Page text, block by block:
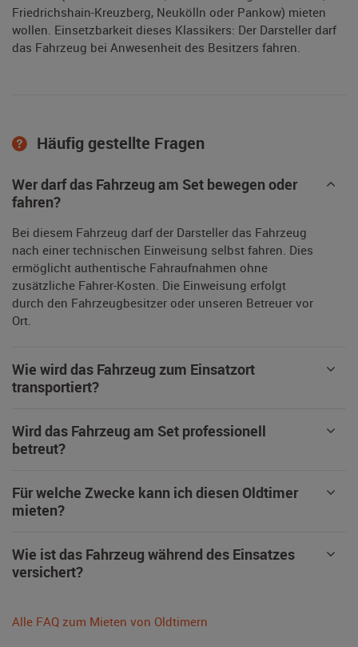
Friedrichshain-Kreuzberg, Neukölln oder Pankow) mieten
wollen. Einsetzbarkeit dieses Klassikers: Der Darsteller darf
das Fahrzeug bei Anwesenheit des Besitzers fahren.
Häufig gestellte Fragen
Wer darf das Fahrzeug am Set bewegen oder
fahren?
Bei diesem Fahrzeug darf der Darsteller das Fahrzeug
nach einer technischen Einweisung selbst fahren. Dies
ermöglicht authentische Fahraufnahmen ohne
zusätzliche Fahrer-Kosten. Die Einweisung erfolgt
durch den Fahrzeugbesitzer oder unseren Betreuer vor
Ort.
Wie wird das Fahrzeug zum Einsatzort
transportiert?
Wird das Fahrzeug am Set professionell
betreut?
Für welche Zwecke kann ich diesen Oldtimer
mieten?
Wie ist das Fahrzeug während des Einsatzes
versichert?
Alle FAQ zum Mieten von Oldtimern